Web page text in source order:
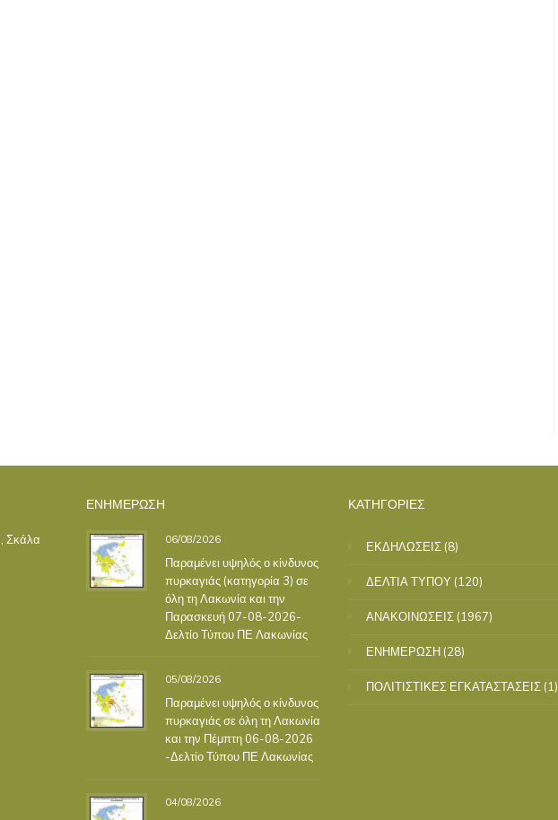
Σκάλα
ΕΝΗΜΕΡΩΣΗ
06/08/2026
Παραμένει υψηλός ο κίνδυνος
πυρκαγιάς (κατηγορία 3) σε
όλη τη Λακωνία και την
Παρασκευή 07-08-2026-
Δελτίο Τύπου ΠΕ Λακωνίας
05/08/2026
Παραμένει υψηλός ο κίνδυνος
πυρκαγιάς σε όλη τη Λακωνία
και την Πέμπτη 06-08-2026
-Δελτίο Τύπου ΠΕ Λακωνίας
04/08/2026
ΚΑΤΗΓΟΡΙΕΣ
ΕΚΔΗΛΩΣΕΙΣ (8)
ΔΕΛΤΙΑ ΤΥΠΟΥ (120)
ΑΝΑΚΟΙΝΩΣΕΙΣ (1967)
ΕΝΗΜΕΡΩΣΗ (28)
ΠΟΛΙΤΙΣΤΙΚΕΣ ΕΓΚΑΤΑΣΤΑΣΕΙΣ (1)